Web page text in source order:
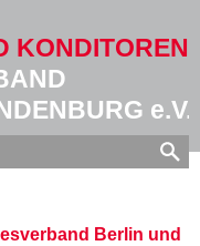
KONDITOREN
e.V.
Berlin und